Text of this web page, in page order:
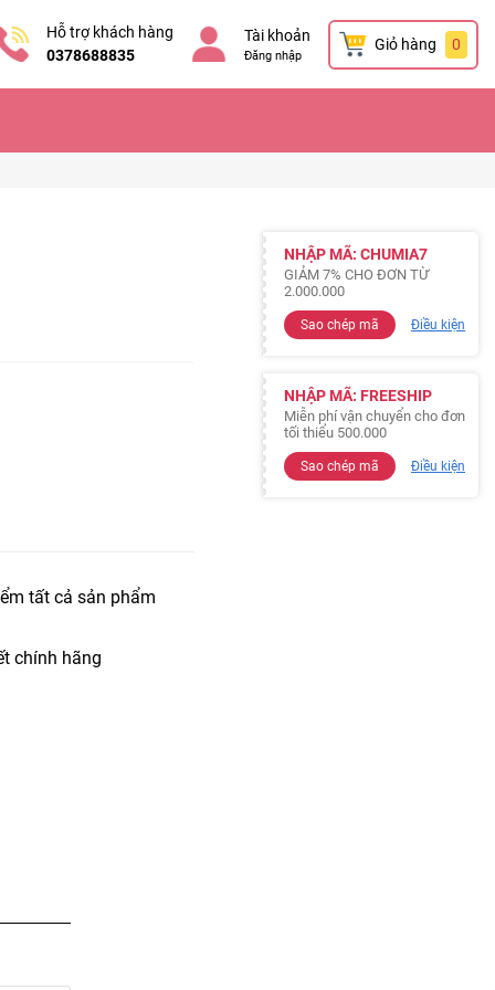
Hỗ trợ khách hàng
0378688835
Tài khoản
Đăng nhập
Giỏ hàng 0
tất cả sản phẩm
chính hãng
NHẬP MÃ: CHUMIA7
GIẢM 7% CHO ĐƠN TỪ
2.000.000
Sao chép mã Điều kiện
NHẬP MÃ: FREESHIP
Miễn phí vận chuyển cho đơn
tối thiểu 500.000
Sao chép mã Điều kiện